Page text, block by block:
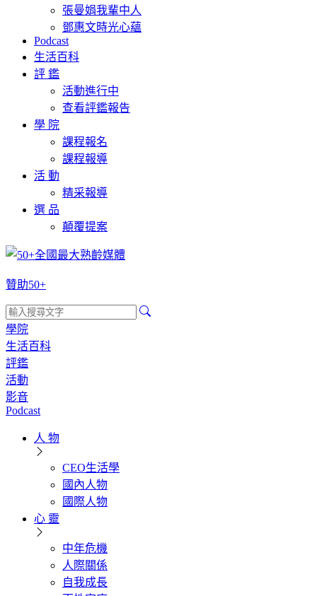
張曼娟我輩中人
鄧惠文時光心蘊
Podcast
生活百科
評 鑑
活動進行中
查看評鑑報告
學 院
課程報名
課程報導
活 動
精采報導
選 品
顛覆提案
贊助50+
學院
生活百科
評鑑
活動
影音
Podcast
人 物
CEO生活學
國內人物
國際人物
心 靈
中年危機
人際關係
自我成長